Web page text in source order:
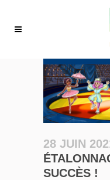
28 JUIN
SUCCÈS !